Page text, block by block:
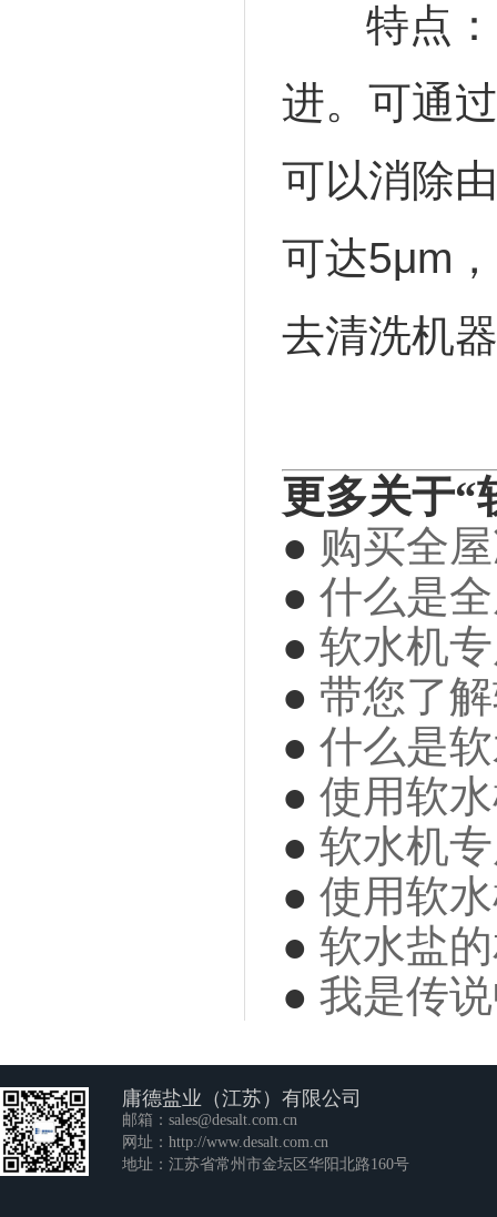
特点：
进。可通
可以消除
可达5μm
去清洗机
更多关于“
● 购买全
● 什么是
● 软水机
● 带您了
● 什么是
● 使用软
● 软水机
● 使用软
● 软水盐
● 我是传
庸德盐业（江苏）有限公司
邮箱： sales@desalt.com.cn
网址： http://www.desalt.com.cn
地址：江苏省常州市金坛区华阳北路160号